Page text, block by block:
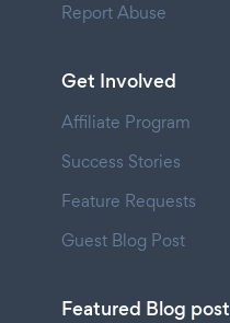
Report Abuse
Get Involved
Affiliate Program
Success Stories
Feature Requests
Guest Blog Post
Featured Blog post